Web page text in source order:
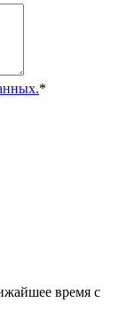
*
время с